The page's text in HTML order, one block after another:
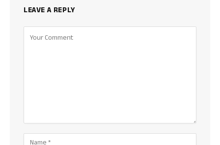
LEAVE A REPLY